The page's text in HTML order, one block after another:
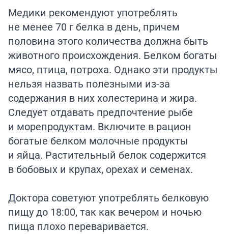
Медики рекомендуют употреблять
не менее 70 г белка в день, причем
половина этого количества должна быть
животного происхождения. Белком богаты
мясо, птица, потроха. Однако эти продукты
нельзя назвать полезными из-за
содержания в них холестерина и жира.
Следует отдавать предпочтение рыбе
и морепродуктам. Включите в рацион
богатые белком молочные продукты
и яйца. Растительный белок содержится
в бобовых и крупах, орехах и семенах.
Доктора советуют употреблять белковую
пищу до 18:00, так как вечером и ночью
пища плохо переваривается.